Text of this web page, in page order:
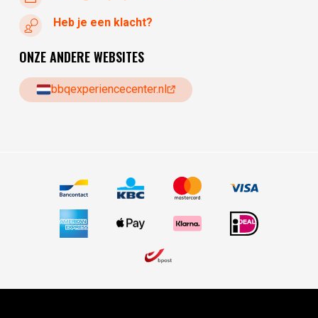
Heb je een klacht?
ONZE ANDERE WEBSITES
bbqexperiencecenter.nl